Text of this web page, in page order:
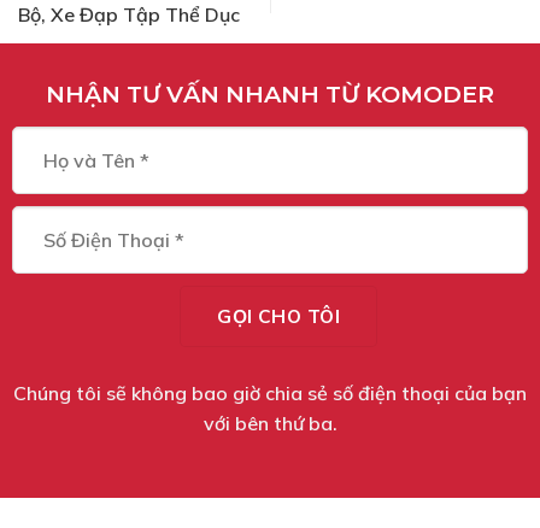
Bộ, Xe Đạp Tập Thể Dục
NHẬN TƯ VẤN NHANH TỪ KOMODER
Chúng tôi sẽ không bao giờ chia sẻ số điện thoại của bạn
với bên thứ ba.